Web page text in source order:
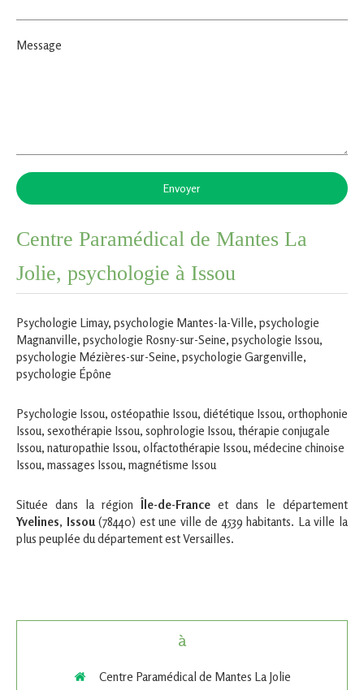
Message
Envoyer
Centre Paramédical de Mantes La
Jolie, psychologie à Issou
Psychologie Limay, psychologie Mantes-la-Ville, psychologie
Magnanville, psychologie Rosny-sur-Seine, psychologie Issou,
psychologie Mézières-sur-Seine, psychologie Gargenville,
psychologie Épône
Psychologie Issou, ostéopathie Issou, diététique Issou, orthophonie
Issou, sexothérapie Issou, sophrologie Issou, thérapie conjugale
Issou, naturopathie Issou, olfactothérapie Issou, médecine chinoise
Issou, massages Issou, magnétisme Issou
Située dans la région Île-de-France et dans le département
Yvelines, Issou(78440) est une ville de 4539 habitants. La ville la
plus peuplée du département est Versailles.
à
Centre Paramédical de Mantes La Jolie